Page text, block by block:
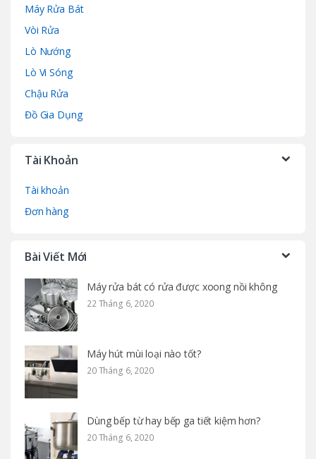
Máy Rửa Bát
Vòi Rửa
Lò Nướng
Lò Vi Sóng
Chậu Rửa
Đồ Gia Dụng
Tài Khoản
Tài khoản
Đơn hàng
Bài Viết Mới
Máy rửa bát có rửa được xoong nồi không
22 Tháng 6, 2020
Máy hút mùi loại nào tốt?
20 Tháng 6, 2020
Dùng bếp từ hay bếp ga tiết kiệm hơn?
20 Tháng 6, 2020